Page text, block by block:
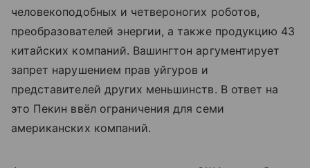
человекоподобных и четвероногих роботов,
преобразователей энергии, а также продукцию 43
китайских компаний. Вашингтон аргументирует
запрет нарушением прав уйгуров и
представителей других меньшинств. В ответ на
это Пекин ввёл ограничения для семи
американских компаний.